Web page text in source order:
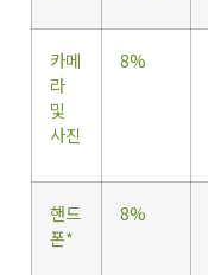
카메
라
및
사진
8%
핸드
폰*
8%